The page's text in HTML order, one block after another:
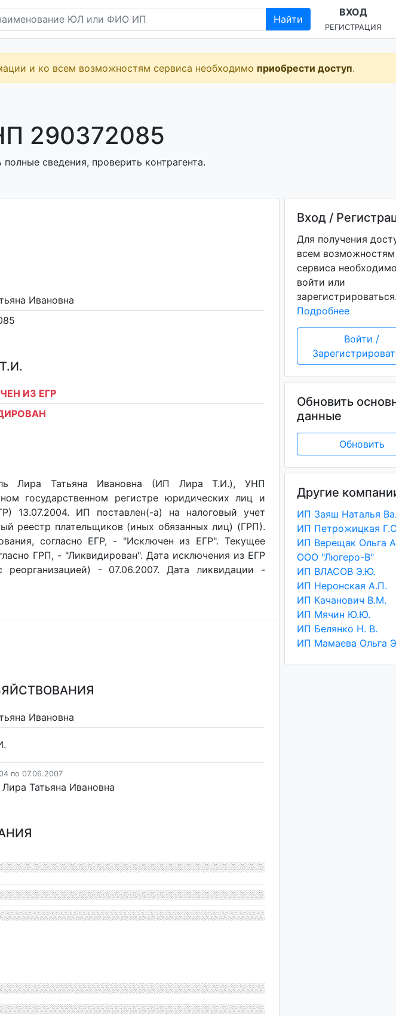
Найти
ВХОД
РЕГИСТРАЦИЯ
и ко всем возможностям сервиса необходимо приобрести доступ.
290372085
сведения, проверить контрагента.
Ивановна
ИЗ ЕГР
Лира Татьяна Ивановна (ИП Лира Т.И.), УНП
государственном регистре юридических лиц и
13.07.2004. ИП поставлен(-a) на налоговый учет
реестр плательщиков (иных обязанных лиц) (ГРП).
согласно ЕГР, - "Исключен из ЕГР". Текущее
ГРП, - "Ликвидирован". Дата исключения из ЕГР
реорганизацией) - 07.06.2007. Дата ликвидации -
Ивановна
по 07.06.2007
Лира Татьяна Ивановна
Вход /
Для получения
всем возможностям
сервиса
войти или
Подробнее
Войти /
Обновить
данные
Обновить
Другие
ИП Петрожицкая
ООО "Люгеро-В"
ИП ВЛАСОВ Э.Ю.
ИП Неронская А.П.
ИП Качанович В.М.
ИП Мячин Ю.Ю.
ИП Белянко Н. В.